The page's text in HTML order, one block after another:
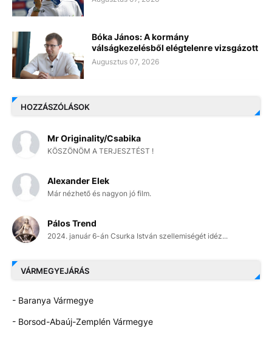
Bóka János: A kormány
válságkezelésből elégtelenre vizsgázott
Augusztus 07, 2026
HOZZÁSZÓLÁSOK
Mr Originality/Csabika
KÖSZÖNÖM A TERJESZTÉST !
Alexander Elek
Már nézhető és nagyon jó film.
Pálos Trend
2024. január 6-án Csurka István szellemiségét idéz...
VÁRMEGYEJÁRÁS
- Baranya Vármegye
- Borsod-Abaúj-Zemplén Vármegye